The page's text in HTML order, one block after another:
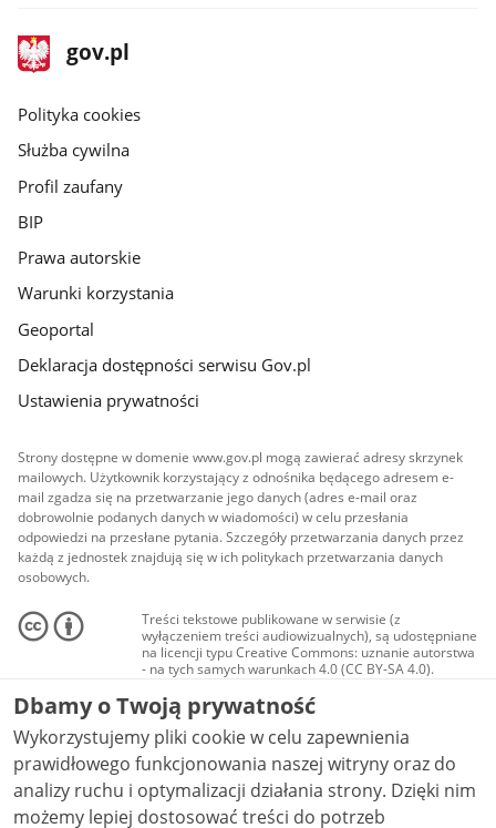
stopka
gov.pl
Strona
gov.pl
gov.pl
Polityka cookies
Służba cywilna
Profil zaufany
BIP
Prawa autorskie
Warunki korzystania
Geoportal
Deklaracja dostępności serwisu Gov.pl
Ustawienia prywatności
Strony dostępne w domenie www.gov.pl mogą zawierać adresy skrzynek
mailowych. Użytkownik korzystający z odnośnika będącego adresem e-
mail zgadza się na przetwarzanie jego danych (adres e-mail oraz
dobrowolnie podanych danych w wiadomości) w celu przesłania
odpowiedzi na przesłane pytania. Szczegóły przetwarzania danych przez
każdą z jednostek znajdują się w ich politykach przetwarzania danych
osobowych.
Treści tekstowe publikowane w serwisie (z
wyłączeniem treści audiowizualnych), są udostępniane
na licencji typu Creative Commons: uznanie autorstwa
- na tych samych warunkach 4.0 (CC BY-SA 4.0).
Materiały audiowizualne, w tym zdjęcia, materiały
audio i wideo, są udostępniane na licencji typu
Creative Commons: uznanie autorstwa użycie
niekomercyjne - bez utworów zależnych 4.0 (CC BY-
NC-ND 4.0), o ile nie jest to stwierdzone inaczej.
Dbamy o Twoją prywatność
Wykorzystujemy pliki cookie w celu zapewnienia
prawidłowego funkcjonowania naszej witryny oraz do
analizy ruchu i optymalizacji działania strony. Dzięki nim
możemy lepiej dostosować treści do potrzeb